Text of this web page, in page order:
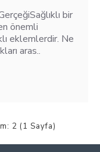
bir
önemli
eklemlerdir. Ne
aras..
2 (1 Sayfa)